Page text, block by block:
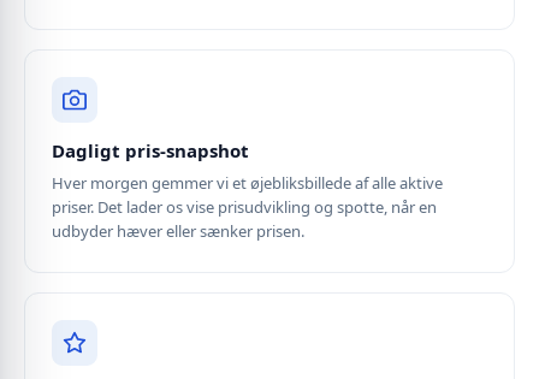
Dagligt pris-snapshot
Hver morgen gemmer vi et øjebliksbillede af alle aktive
priser. Det lader os vise prisudvikling og spotte, når en
udbyder hæver eller sænker prisen.